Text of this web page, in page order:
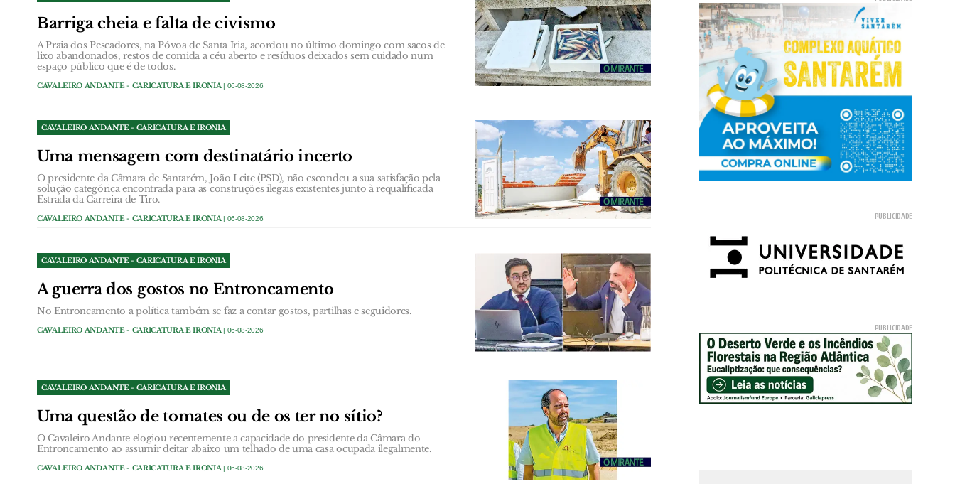
Barriga cheia e falta de civismo
A Praia dos Pescadores, na Póvoa de Santa Iria, acordou no último domingo com sacos de
lixo abandonados, restos de comida a céu aberto e resíduos deixados sem cuidado num
espaço público que é de todos.
CAVALEIRO ANDANTE - CARICATURA E IRONIA | 06-08-2026
CAVALEIRO ANDANTE - CARICATURA E IRONIA
Uma mensagem com destinatário incerto
O presidente da Câmara de Santarém, João Leite (PSD), não escondeu a sua satisfação pela
solução categórica encontrada para as construções ilegais existentes junto à requalificada
Estrada da Carreira de Tiro.
CAVALEIRO ANDANTE - CARICATURA E IRONIA | 06-08-2026
CAVALEIRO ANDANTE - CARICATURA E IRONIA
A guerra dos gostos no Entroncamento
No Entroncamento a política também se faz a contar gostos, partilhas e seguidores.
CAVALEIRO ANDANTE - CARICATURA E IRONIA | 06-08-2026
CAVALEIRO ANDANTE - CARICATURA E IRONIA
Uma questão de tomates ou de os ter no sítio?
O Cavaleiro Andante elogiou recentemente a capacidade do presidente da Câmara do
Entroncamento ao assumir deitar abaixo um telhado de uma casa ocupada ilegalmente.
CAVALEIRO ANDANTE - CARICATURA E IRONIA| 06-08-2026